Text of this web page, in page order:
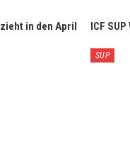
in den April ICF
SUP